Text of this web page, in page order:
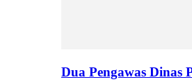
Dua Pengawas